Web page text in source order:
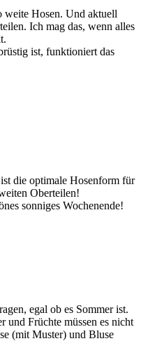
weite Hosen. Und aktuell
Ich mag das, wenn alles
ist, funktioniert das
die optimale Hosenform für
Oberteilen!
sonniges Wochenende!
egal ob es Sommer ist.
und Früchte müssen es nicht
(mit Muster) und Bluse